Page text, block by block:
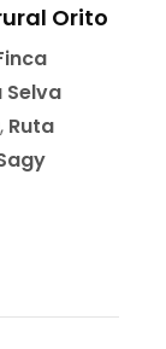
Orito
, Ruta